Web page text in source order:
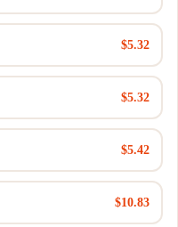
$5.32
$5.32
$5.42
$10.83